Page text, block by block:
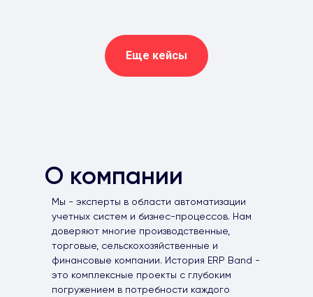
Еще кейсы
Мы - эксперты в области автоматизации
учетных систем и бизнес-процессов. Нам
доверяют многие производственные,
торговые, сельскохозяйственные и
финансовые компании. История ERP Band -
это комплексные проекты с глубоким
погружением в потребности каждого
О компании